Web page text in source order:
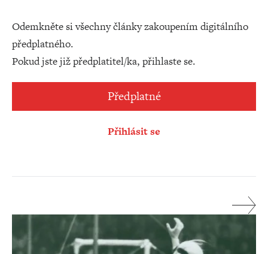
Odemkněte si všechny články zakoupením digitálního
předplatného.
Pokud jste již předplatitel/ka, přihlaste se.
Předplatné
Přihlásit se